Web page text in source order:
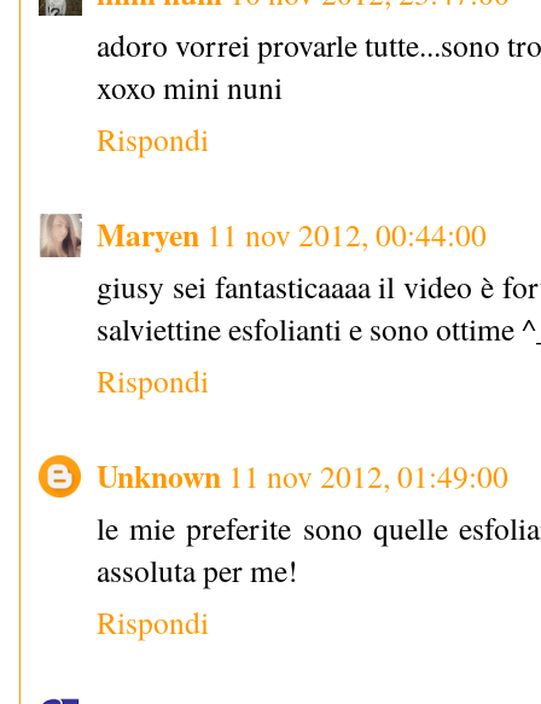
adoro vorrei provarle tutte...sono
xoxo mini nuni
Rispondi
Maryen 11 nov 2012, 00:44:00
giusy sei fantasticaaaa il video è
salviettine esfolianti e sono ottime
Rispondi
Unknown 11 nov 2012, 01:49:00
le mie preferite sono quelle
assoluta per me!
Rispondi